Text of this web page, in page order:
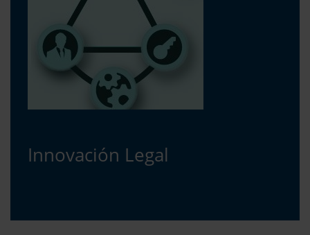
Innovación Legal